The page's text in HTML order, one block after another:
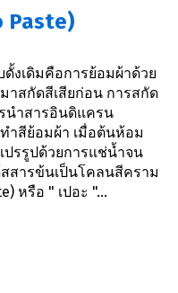
Paste)
งเดิมคือการย้อมผ้าด้วย
สกัดสีเสียก่อน การสกัด
นำสารอินดิแครน
ำสีย้อมผ้า เมื่อต้นห้อม
ปรรูปด้วยการแช่น้ำจน
สารข้นเป็นโคลนสีคราม
หรือ " เปอะ "...